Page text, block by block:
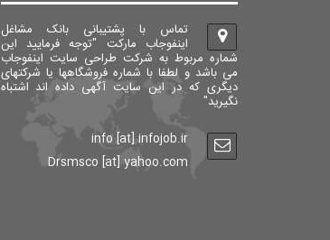
تماس با پشتیبانی بانک مشاغل
اینفوجاب مارکت "توجه فرمایید این
شماره مربوط به شرکت طراحی سایت اینفوجاب
می باشد و لطفا با شماره فروشگاهها یا شرکتهای
دیگری که در این سایت آگهی داده اند اشتباه
نگیرید"
info [at] infojob.ir
Drsmsco [at] yahoo.com